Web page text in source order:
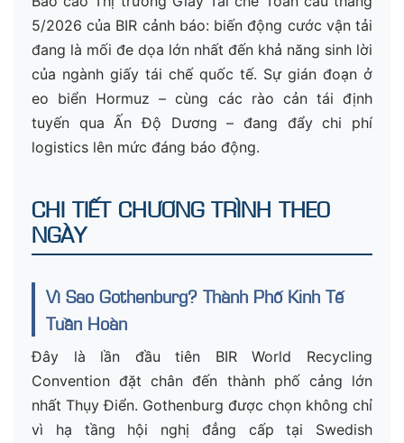
5/2026 của BIR cảnh báo: biến động cước vận tải
đang là mối đe dọa lớn nhất đến khả năng sinh lời
của ngành giấy tái chế quốc tế. Sự gián đoạn ở
eo biển Hormuz – cùng các rào cản tái định
tuyến qua Ấn Độ Dương – đang đẩy chi phí
logistics lên mức đáng báo động.
CHI TIẾT CHƯƠNG TRÌNH THEO
NGÀY
Vì Sao Gothenburg? Thành Phố Kinh Tế
Tuần Hoàn
Đây là lần đầu tiên BIR World Recycling
Convention đặt chân đến thành phố cảng lớn
nhất Thụy Điển. Gothenburg được chọn không chỉ
vì hạ tầng hội nghị đẳng cấp tại Swedish